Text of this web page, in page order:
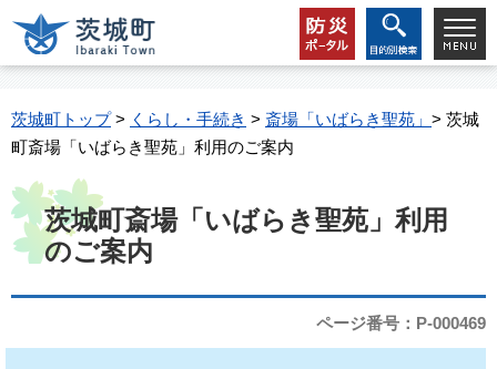
茨城町トップ> くらし・手続き > 斎場「いばらき聖苑」 > 茨城
町斎場「いばらき聖苑」利用のご案内
茨城町斎場「いばらき聖苑」利用
のご案内
ページ番号：P-000469